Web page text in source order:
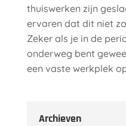
thuiswerken zijn
ervaren dat dit niet
Zeker als je in de
onderweg bent
een vaste werkplek
Archieven